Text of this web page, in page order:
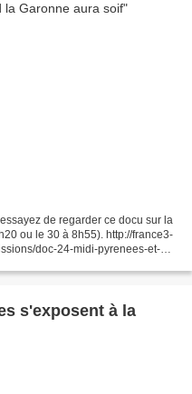
de regarder ce docu sur la
ou le 30 à 8h55). http://france3-
doc-24-midi-pyrenees-et-
s'exposent à la